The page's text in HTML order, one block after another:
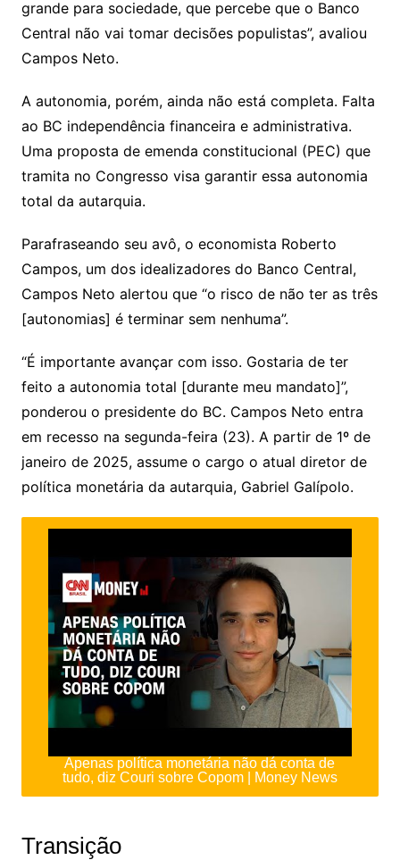
grande para sociedade, que percebe que o Banco
Central não vai tomar decisões populistas”, avaliou
Campos Neto.
A autonomia, porém, ainda não está completa. Falta
ao BC independência financeira e administrativa.
Uma proposta de emenda constitucional (PEC) que
tramita no Congresso visa garantir essa autonomia
total da autarquia.
Parafraseando seu avô, o economista Roberto
Campos, um dos idealizadores do Banco Central,
Campos Neto alertou que “o risco de não ter as três
[autonomias] é terminar sem nenhuma”.
“É importante avançar com isso. Gostaria de ter
feito a autonomia total [durante meu mandato]”,
ponderou o presidente do BC. Campos Neto entra
em recesso na segunda-feira (23). A partir de 1º de
janeiro de 2025, assume o cargo o atual diretor de
política monetária da autarquia, Gabriel Galípolo.
Apenas política monetária não dá conta de
tudo, diz Couri sobre Copom | Money News
Transição